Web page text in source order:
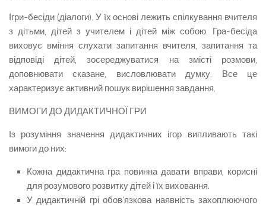
Ігри-бесіди (діалоги). У їх основі лежить спілку­вання вчителя
з дітьми, дітей з учителем і дітей між собою. Гра-бесіда
виховує вміння слухати запитання вчителя, запитання та
відповіді дітей, зосереджувати­ся на змісті розмови,
доповнювати сказане, вислов­лювати думку. Все це
характеризує активний пошук вирішення завдання.
ВИМОГИ ДО ДИДАКТИЧНОЇ ГРИ
Із розуміння значення дидактичних ігор випли­вають такі
вимоги до них:
Кожна дидактична гра повинна давати вправи, корисні
для розумового розвитку дітей і їх вихован­ня.
У дидактичній грі обов’язкова наявність захоп­люючого